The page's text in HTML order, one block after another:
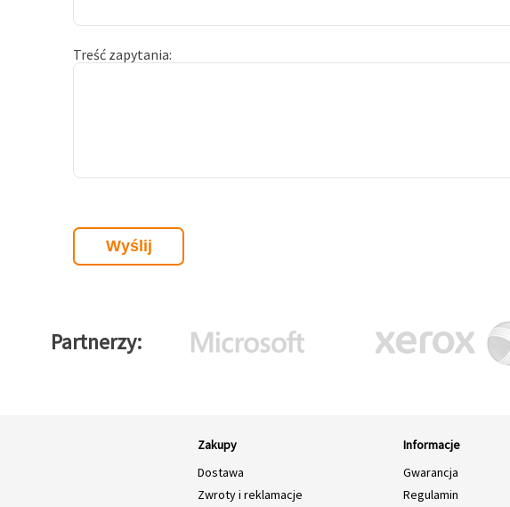
Treść zapytania
Partnerzy
Zakupy
Dostawa
Zwroty i reklamacje
Informacje
Gwarancja
Regulamin